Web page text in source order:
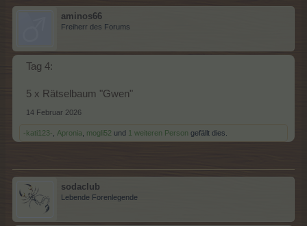
aminos66
Freiherr des Forums
Tag 4:
5 x Rätselbaum "Gwen"
14 Februar 2026
-kati123- Apronia mogli52 und 1 weiteren Person gefällt dies.
sodaclub
Lebende Forenlegende